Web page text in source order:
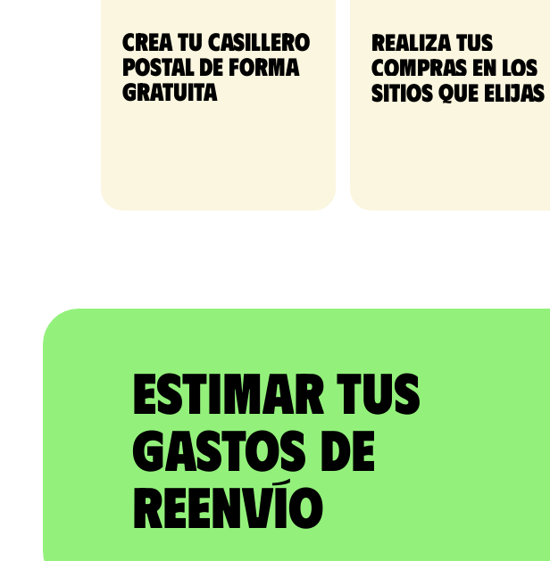
Crea tu casillero
postal de forma
gratuita​
Realiza tus
compras en los
sitios que elijas
Estimar tus
gastos de
reenvío